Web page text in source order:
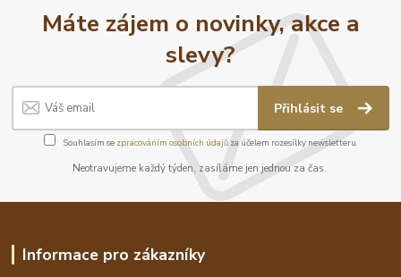
Máte zájem o novinky, akce a
slevy?
Přihlásit se
Souhlasím se zpracováním osobních údajůza účelem rozesílky newsletteru.
Neotravujeme každý týden, zasíláme jen jednou za čas.
Informace pro zákazníky